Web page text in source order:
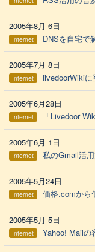
2005年8月 6日
Internet DNSを自宅で
2005年7月 8日
Internet livedoorWiki
2005年6月28日
Internet 「Livedoor
2005年6月 1日
Internet 私のGmail活
2005年5月24日
Internet 価格.comから
2005年5月 5日
Internet Yahoo! Mailの